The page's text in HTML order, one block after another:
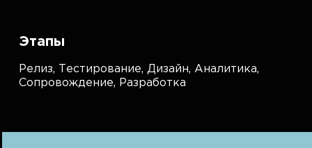
Этапы
Релиз, Тестирование,Дизайн,Аналитика,
Сопровождение, Разработка